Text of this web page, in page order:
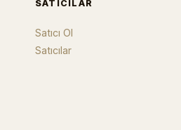
SATICILAR
Satıcı Ol
Satıcılar